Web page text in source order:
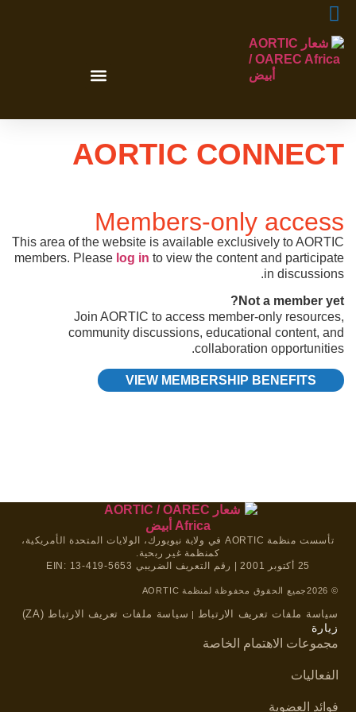
AORTIC CONNECT
Members-only access
This area of the website is available exclusively to AORTIC
members. Please log in to view the content and participate
in discussions.
Not a member yet?
Join AORTIC to access member-only resources,
community discussions, educational content, and
collaboration opportunities.
VIEW MEMBERSHIP BENEFITS
تأسست منظمة AORTIC في ولاية نيويورك، الولايات المتحدة الأمريكية،
كمنظمة غير ربحية.
25 أكتوبر 2001 | رقم التعريف الضريبي EIN: 13-419-5653
© 2026 جميع الحقوق محفوظة لمنظمة AORTIC
سياسة ملفات تعريف الارتباط | سياسة ملفات تعريف الارتباط (ZA)
زيارة
مجموعات الاهتمام الخاصة
الفعاليات
فوائد العضوية